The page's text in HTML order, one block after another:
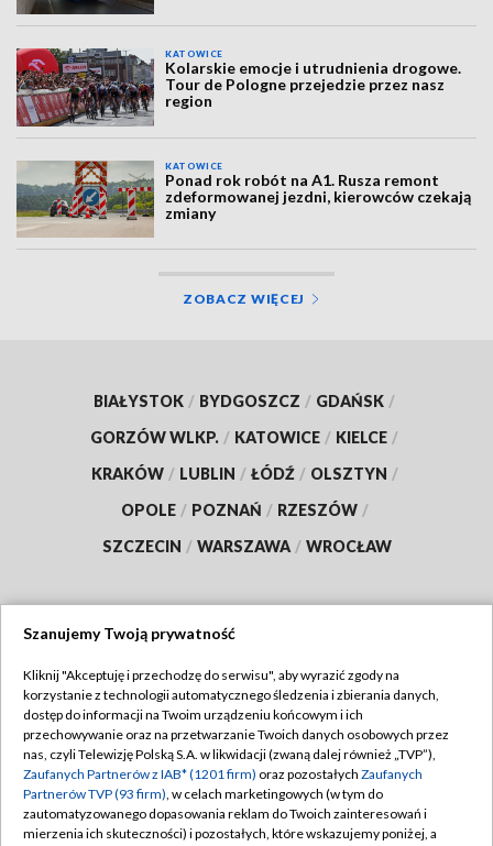
KATOWICE
Kolarskie emocje i utrudnienia drogowe.
Tour de Pologne przejedzie przez nasz
region
KATOWICE
Ponad rok robót na A1. Rusza remont
zdeformowanej jezdni, kierowców czekają
zmiany
ZOBACZ WIĘCEJ
BIAŁYSTOK / BYDGOSZCZ / GDAŃSK /
GORZÓW WLKP. / KATOWICE / KIELCE /
KRAKÓW / LUBLIN / ŁÓDŹ / OLSZTYN /
OPOLE / POZNAŃ / RZESZÓW /
SZCZECIN / WARSZAWA / WROCŁAW
TVP
Abonament TVP
Emisja w TVP
Centrum informacji TVP
Naziemna Telewizja Cyfrowa
Regulamin TVP
Polityka prywatności
Moje zgody
Szanujemy Twoją prywatność
Kliknij "Akceptuję i przechodzę do serwisu", aby wyrazić zgody na
korzystanie z technologii automatycznego śledzenia i zbierania danych,
dostęp do informacji na Twoim urządzeniu końcowym i ich
przechowywanie oraz na przetwarzanie Twoich danych osobowych przez
nas, czyli Telewizję Polską S.A. w likwidacji (zwaną dalej również „TVP”),
Zaufanych Partnerów z IAB* (1201 firm) oraz pozostałych Zaufanych
Partnerów TVP (93 firm), w celach marketingowych (w tym do
zautomatyzowanego dopasowania reklam do Twoich zainteresowań i
mierzenia ich skuteczności) i pozostałych, które wskazujemy poniżej, a